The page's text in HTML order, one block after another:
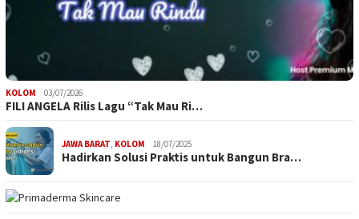
KOLOM 03/07/2026
FILI ANGELA Rilis Lagu “Tak Mau Ri…
JAWA BARAT KOLOM 18/07/2025
Hadirkan Solusi Praktis untuk Bangun Bra…